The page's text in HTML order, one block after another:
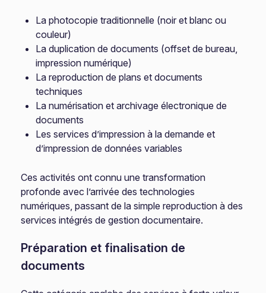
La photocopie traditionnelle (noir et blanc ou
couleur)
La duplication de documents (offset de bureau,
impression numérique)
La reproduction de plans et documents
techniques
La numérisation et archivage électronique de
documents
Les services d’impression à la demande et
d’impression de données variables
Ces activités ont connu une transformation
profonde avec l’arrivée des technologies
numériques, passant de la simple reproduction à des
services intégrés de gestion documentaire.
Préparation et finalisation de
documents